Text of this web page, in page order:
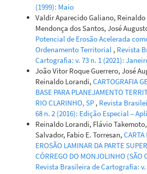
Soil Science - Emerging Technologies,
Perspectives and Applications. .
10.5772/intechopen.98896
(1999): Maio
Valdir Aparecido Galiano,
Mendonça dos Santos, José
Potencial de Erosão Acelerada
Ordenamento Territorial , Revista
Cartografia: v. 73 n. 1 (2021):
João Vitor Roque Guerrero, José
Reinaldo Lorandi, CARTOGRAFIA
BASE PARA PLANEJAMENTO
RIO CLARINHO, SP , Revista
68 n. 2 (2016): Edição Especial –
Reinaldo Lorandi, Flávio
Salvador, Fabio E. Torresan, CARTA
EROSÃO LAMINAR DA PARTE
CÓRREGO DO MONJOLINHO (SÃO
Revista Brasileira de Cartografia: v.